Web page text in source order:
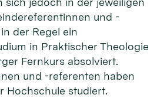
und -
der Regel ein
in Praktischer Theologie
Fernkurs absolviert.
und -referenten haben
Hochschule studiert.